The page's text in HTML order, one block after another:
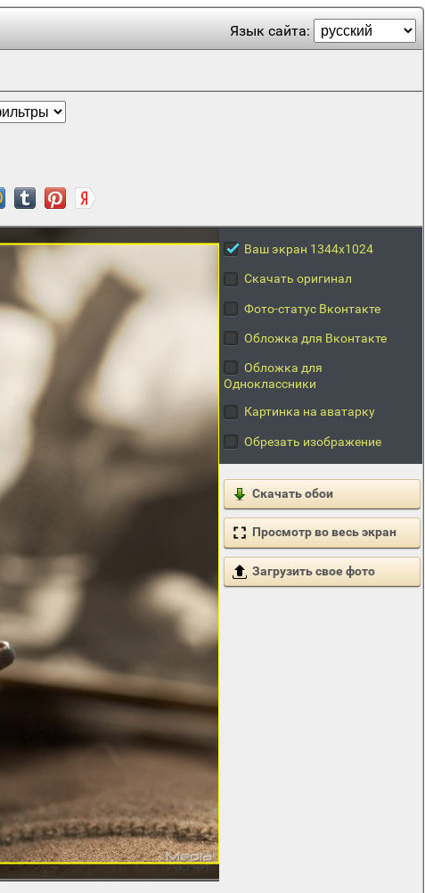
Язык сайта:
Ваш экран 1344x1024
Скачать оригинал
Фото-статус Вконтакте
Обложка для Вконтакте
Обложка для
Одноклассники
Картинка на аватарку
Обрезать изображение
Скачать обои
Просмотр во весь экран
Загрузить свое фото